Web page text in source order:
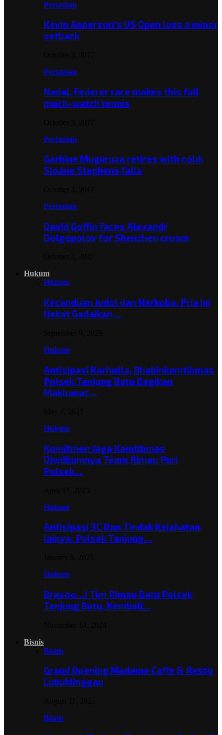
Pertanian
Kevin Anderson’s US Open loss a minor
setback
Pertanian
Nadal, Federer race makes this fall
much-watch tennis
Pertanian
Garbine Muguruza retires with cold;
Sloane Stephens falls
Pertanian
David Goffin faces Alexandr
Dolgopolov for Shenzhen crown
Hukum
Hukum
Kecanduan Judol dan Narkoba, Pria Ini
Nekat Gadaikan…
Hukum
Antisipasi Karhutla, Bhabinkamtibmas
Polsek Tanjung Batu Bagikan
Maklumat…
Hukum
Komitmen Jaga Kamtibmas
Diwilkumnya Team Rimau Puri
Polsek…
Hukum
Antisipasi 3C Dan Tindak Kejahatan
lainya, Polsek Tanjung…
Hukum
Bravoo…! Tim Rimau Batu Polsek
Tanjung Batu, Kembali…
Bisnis
Bisnis
Grand Opening Madame Caffe & Resto
Lubuklinggau
Bisnis